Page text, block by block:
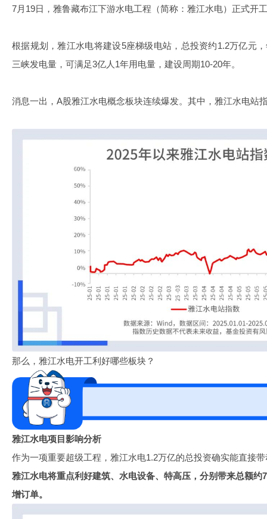
7月19日，雅鲁藏布江下游水电工程（简称：雅江水电）正式开
根据规划，雅江水电将建设5座梯级电站，总投资约1.2万亿元
三峡发电量，可满足3亿人1年用电量，建设周期10-20年。
消息一出，A股雅江水电概念板块连续爆发。其中，雅江水电站
那么，雅江水电开工利好哪些板块？
雅江水电项目影响分析
作为一项重要超级工程，雅江水电1.2万亿的总投资确实能直接
雅江水电将重点利好建筑、水电设备、特高压，分别带来总额约
增订单。